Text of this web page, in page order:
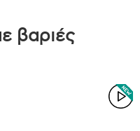
βαριές